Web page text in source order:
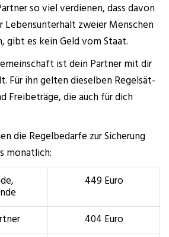
so viel ver­die­nen, dass davon
Lebens­un­ter­halt zwei­er Men­schen
gibt es kein Geld vom Staat.
ist dein Part­ner mit dir
Für ihn gel­ten die­sel­ben Regel­sät­
Frei­be­trä­ge, die auch für dich
die Regel­be­dar­fe zur Siche­rung
monatlich:
449 Euro
404 Euro